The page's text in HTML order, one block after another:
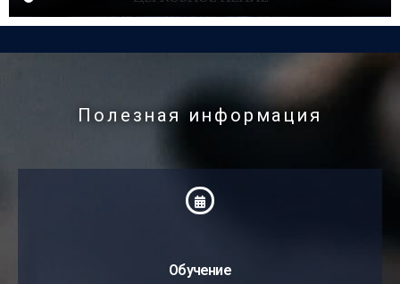
Полезная информация
Обучение